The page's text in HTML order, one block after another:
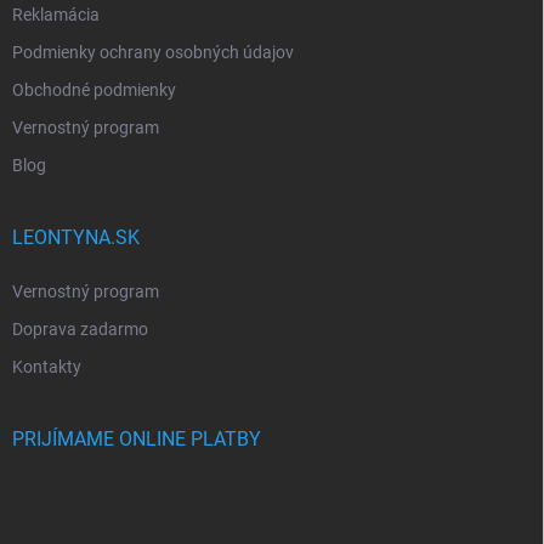
Reklamácia
Podmienky ochrany osobných údajov
Obchodné podmienky
Vernostný program
Blog
LEONTYNA.SK
Vernostný program
Doprava zadarmo
Kontakty
PRIJÍMAME ONLINE PLATBY